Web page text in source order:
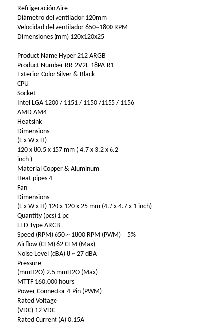
Refrigeración Aire
Diámetro del ventilador 120mm
Velocidad del ventilador 650~1800 RPM
Dimensiones (mm) 120x120x25
Product Name Hyper 212 ARGB
Product Number RR-2V2L-18PA-R1
Exterior Color Silver & Black
CPU
Socket
Intel LGA 1200 / 1151 / 1150 /1155 / 1156
AMD AM4
Heatsink
Dimensions
(L x W x H)
120 x 80.5 x 157 mm ( 4.7 x 3.2 x 6.2
inch )
Material Copper & Aluminum
Heat pipes 4
Fan
Dimensions
(L x W x H) 120 x 120 x 25 mm (4.7 x 4.7 x 1 inch)
Quantity (pcs) 1 pc
LED Type ARGB
Speed (RPM) 650 ~ 1800 RPM (PWM) ± 5%
Airflow (CFM) 62 CFM (Max)
Noise Level (dBA) 8 ~ 27 dBA
Pressure
(mmH2O) 2.5 mmH2O (Max)
MTTF 160,000 hours
Power Connector 4-Pin (PWM)
Rated Voltage
(VDC) 12 VDC
Rated Current (A) 0.15A